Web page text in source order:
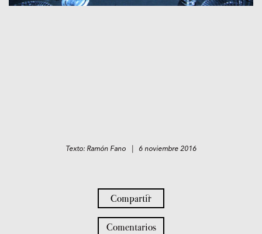
Texto: Ramón Fano | 6 noviembre 2016
Compartir
Comentarios